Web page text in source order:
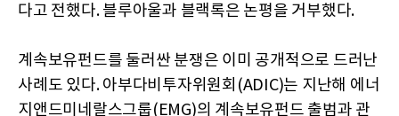
다고 전했다. 블루아울과 블랙록은 논평을 거부했다.
계속보유펀드를 둘러싼 분쟁은 이미 공개적으로 드러난
사례도 있다. 아부다비투자위원회(ADIC)는 지난해 에너
지앤드미네랄스그룹(EMG)의 계속보유펀드 출범과 관